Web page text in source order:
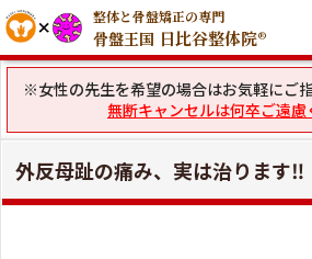
整体と骨盤矯正の専門
骨盤王国 日比谷整体院®
※女性の先生を希望の場合はお気軽にご
無断キャンセルは何卒ご遠慮
外反母趾の痛み、実は治ります‼